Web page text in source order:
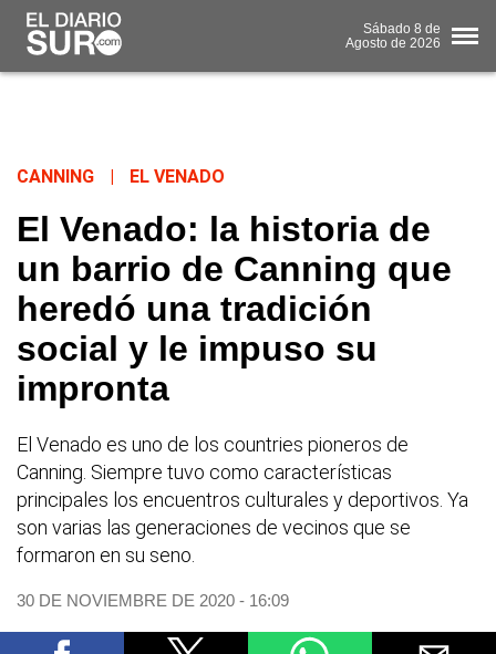
Sábado 8 de
Agosto de 2026
CANNING EL VENADO
El Venado: la historia de
un barrio de Canning que
heredó una tradición
social y le impuso su
impronta
El Venado es uno de los countries pioneros de
Canning. Siempre tuvo como características
principales los encuentros culturales y deportivos. Ya
son varias las generaciones de vecinos que se
formaron en su seno.
30 DE NOVIEMBRE DE 2020 - 16:09